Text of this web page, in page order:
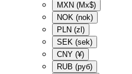
MXN (Mx$)
NOK (nok)
PLN (zl)
SEK (sek)
CNY (¥)
RUB (руб)